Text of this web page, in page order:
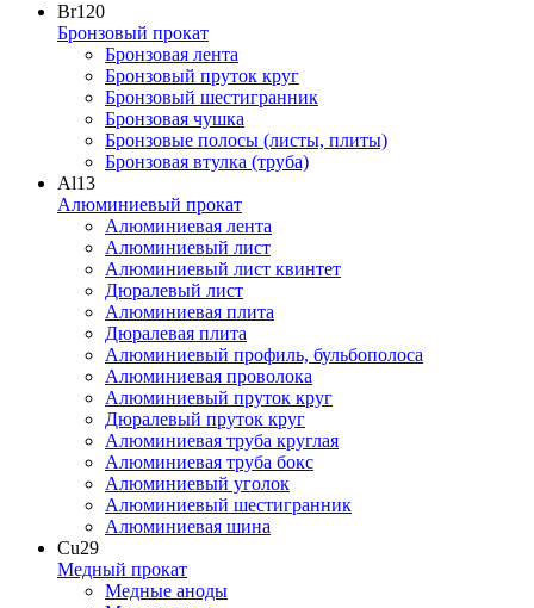
Br120
Бронзовый прокат
Бронзовая лента
Бронзовый пруток круг
Бронзовый шестигранник
Бронзовая чушка
Бронзовые полосы (листы, плиты)
Бронзовая втулка (труба)
Al13
Алюминиевый прокат
Алюминиевая лента
Алюминиевый лист
Алюминиевый лист квинтет
Дюралевый лист
Алюминиевая плита
Дюралевая плита
Алюминиевый профиль, бульбополоса
Алюминиевая проволока
Алюминиевый пруток круг
Дюралевый пруток круг
Алюминиевая труба круглая
Алюминиевая труба бокс
Алюминиевый уголок
Алюминиевый шестигранник
Алюминиевая шина
Cu29
Медный прокат
Медные аноды